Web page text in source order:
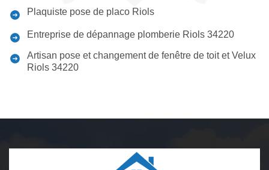
Plaquiste pose de placo Riols
Entreprise de dépannage plomberie Riols 34220
Artisan pose et changement de fenêtre de toit et Velux
Riols 34220